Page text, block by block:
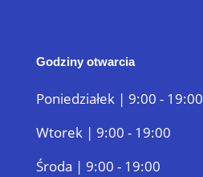
Godziny otwarcia
Poniedziałek | 9:00 - 19:00
Wtorek | 9:00 - 19:00
Środa | 9:00 - 19:00